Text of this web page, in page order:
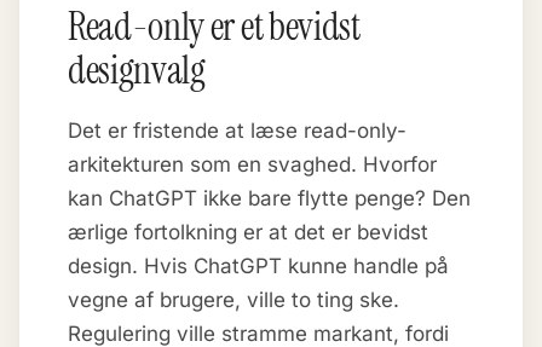
Read-only er et bevidst
designvalg
Det er fristende at læse read-only-
arkitekturen som en svaghed. Hvorfor
kan ChatGPT ikke bare flytte penge? Den
ærlige fortolkning er at det er bevidst
design. Hvis ChatGPT kunne handle på
vegne af brugere, ville to ting ske.
Regulering ville stramme markant, fordi